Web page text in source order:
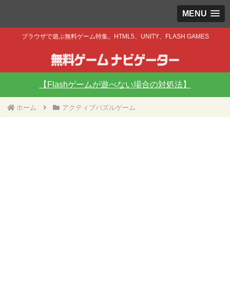
MENU
ブラウザで遊ぶ無料ゲーム特集。HTML5、UNITY、FLASH GAMES
【Flashゲームが遊べない場合の対処法】
ホーム アクティブパズルゲーム